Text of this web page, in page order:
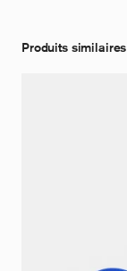
Produits similaires